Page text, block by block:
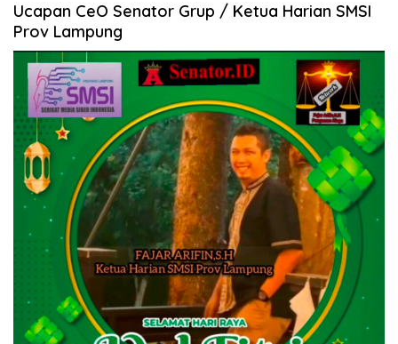
Ucapan CeO Senator Grup / Ketua Harian SMSI
Prov Lampung